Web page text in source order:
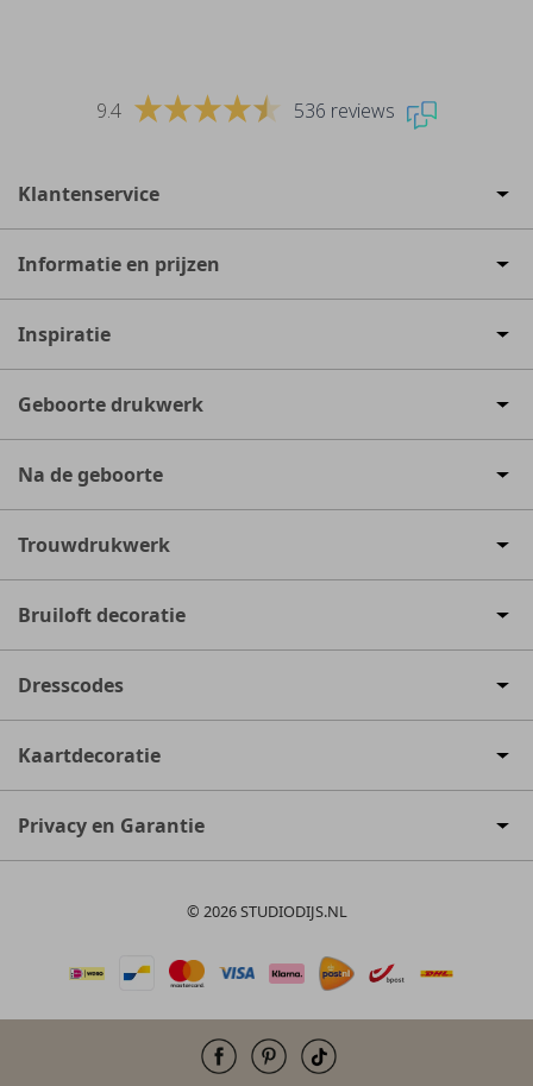
9.4 536 reviews
Klantenservice
Informatie en prijzen
Inspiratie
Geboorte drukwerk
Na de geboorte
Trouwdrukwerk
Bruiloft decoratie
Dresscodes
Kaartdecoratie
Privacy en Garantie
© 2026 STUDIODIJS.NL